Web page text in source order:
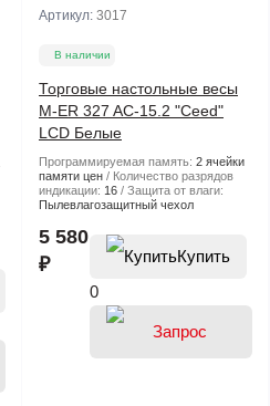
Артикул: 3017
В наличии
Торговые настольные весы
M-ER 327 AC-15.2 "Ceed"
LCD Белые
Программируемая память: 2 ячейки
памяти цен
Количество разрядов
индикации: 16
Защита от влаги:
Пылевлагозащитный чехол
5 580
₽
Купить
0